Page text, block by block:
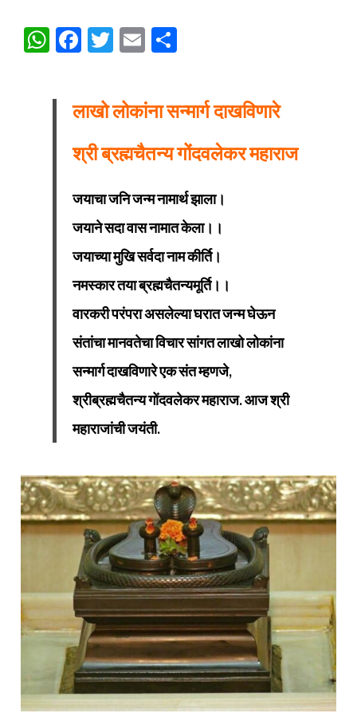
WhatsApp
Facebook
Twitter
Email
लाखो लोकांना सन्मार्ग दाखविणारे
श्री ब्रह्मचैतन्य गोंदवलेकर महाराज
जयाचा जनि जन्म नामार्थ झाला।
जयाने सदा वास नामात केला।।
जयाच्या मुखि सर्वदा नाम कीर्ति।
नमस्कार तया ब्रह्मचैतन्यमूर्ति।।
वारकरी परंपरा असलेल्या घरात जन्म घेऊन
संतांचा मानवतेचा विचार सांगत लाखो लोकांना
सन्मार्ग दाखविणारे एक संत म्हणजे,
श्रीब्रह्मचैतन्य गोंदवलेकर महाराज.आज श्री
महाराजांची जयंती.